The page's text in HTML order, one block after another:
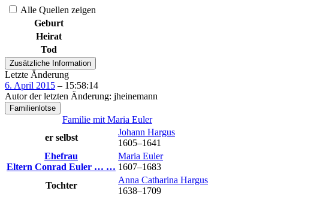
Alle Quellen zeigen
Geburt
Heirat
Tod
Zusätzliche Information
Letzte Änderung
6. April 2015 – 15:58:14
Autor der letzten Änderung: jheinemann
Familienlotse
Familie mit Maria Euler
er selbst
Johann Hargus
1605–1641
Ehefrau
Eltern Conrad Euler … …
Maria Euler
1607–1683
Tochter
Anna Catharina Hargus
1638–1709